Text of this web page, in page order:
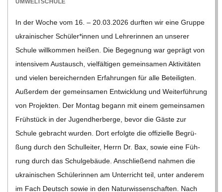
H
U
L
E
In der Woche vom 16. – 20.03.2026 durf­ten wir eine Gruppe
ukrai­ni­scher Schüler*innen und Leh­re­rin­nen an unse­rer
Schule will­kom­men hei­ßen. Die Begeg­nung war geprägt von
inten­si­vem Aus­tausch, viel­fäl­ti­gen gemein­sa­men Akti­vi­tä­ten
und vie­len berei­chern­den Erfah­run­gen für alle Betei­lig­ten.
Außer­dem der gemein­sa­men Ent­wick­lung und Wei­ter­füh­rung
von Pro­jek­ten. Der Mon­tag begann mit einem gemein­sa­men
Früh­stück in der Jugend­her­berge, bevor die Gäste zur
Schule gebracht wur­den. Dort erfolgte die offi­zi­elle Begrü­
ßung durch den Schul­lei­ter, Herrn Dr. Bax, sowie eine Füh­
rung durch das Schul­ge­bäude. Anschlie­ßend nah­men die
ukrai­ni­schen Schü­le­rin­nen am Unter­richt teil, unter ande­rem
im Fach Deutsch sowie in den Natur­wis­sen­schaf­ten. Nach